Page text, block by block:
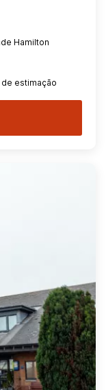
Hamilton
estimação